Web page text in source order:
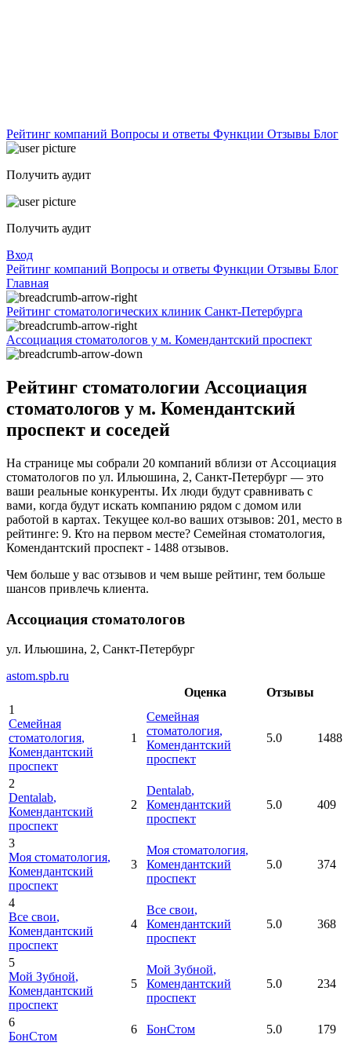
Рейтинг компаний Вопросы и ответы Функции Отзывы Блог
Получить аудит
Получить аудит
Вход
Рейтинг компаний Вопросы и ответы Функции Отзывы Блог
Главная
Рейтинг стоматологических клиник Санкт-Петербурга
Ассоциация стоматологов у м. Комендантский проспект
Рейтинг стоматологии Ассоциация
стоматологов у м. Комендантский
проспект и соседей
На странице мы собрали 20 компаний вблизи от Ассоциация
стоматологов по ул. Ильюшина, 2, Санкт-Петербург — это
ваши реальные конкуренты. Их люди будут сравнивать с
вами, когда будут искать компанию рядом с домом или
работой в картах. Текущее кол-во ваших отзывов: 201, место в
рейтинге: 9. Кто на первом месте? Семейная стоматология,
Комендантский проспект - 1488 отзывов.
Чем больше у вас отзывов и чем выше рейтинг, тем больше
шансов привлечь клиента.
Ассоциация стоматологов
ул. Ильюшина, 2, Санкт-Петербург
astom.spb.ru
Оценка
Отзывы
1
Семейная
стоматология,
Комендантский
проспект
1
Семейная
стоматология,
Комендантский
проспект
5.0 1488
2
Dentalab,
Комендантский
проспект
2
Dentalab,
Комендантский
проспект
5.0 409
3
Моя стоматология,
Комендантский
проспект
3
Моя стоматология,
Комендантский
проспект
5.0 374
4
Все свои,
Комендантский
проспект
4
Все свои,
Комендантский
проспект
5.0 368
5
Мой Зубной,
Комендантский
проспект
5
Мой Зубной,
Комендантский
проспект
5.0 234
6
БонСтом
6 БонСтом 5.0
179